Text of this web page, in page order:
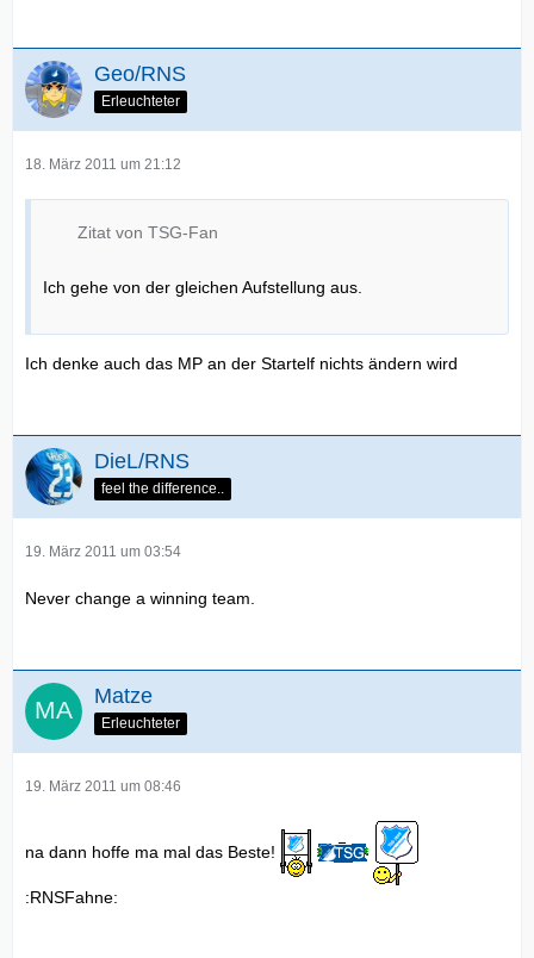
Geo/RNS
Erleuchteter
18. März 2011 um 21:12
Zitat von TSG-Fan
Ich gehe von der gleichen Aufstellung aus.
Ich denke auch das MP an der Startelf nichts ändern wird
DieL/RNS
feel the difference..
19. März 2011 um 03:54
Never change a winning team.
Matze
Erleuchteter
19. März 2011 um 08:46
na dann hoffe ma mal das Beste!
:RNSFahne: